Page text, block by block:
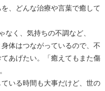
、どんな治療や言葉で癒して
なく、気持ちの不調など、
体はつながっているので、不
あげたい。「癒えてもまた傷
いる時間も大事だけど、世の